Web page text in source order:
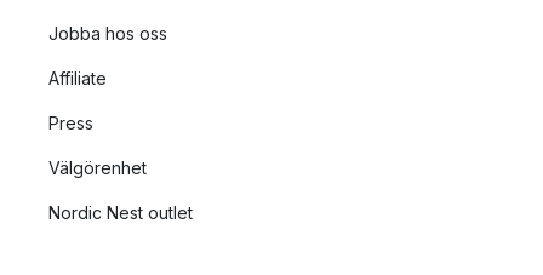
Jobba hos oss
Affiliate
Press
Välgörenhet
Nordic Nest outlet